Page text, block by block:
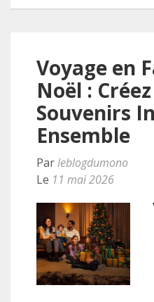
Voyage en
Noël :
Souvenirs
Ensemble
Parleblogdumono
Le 11 mai 2026